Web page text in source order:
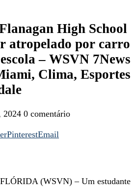
High School
atropelado por carro
– WSVN 7News
Clima, Esportes
2024 0 comentário
PinterestEmail
(WSVN) – Um estudante